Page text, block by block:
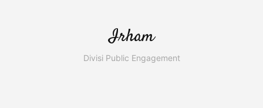
Irham
Divisi Public Engagement